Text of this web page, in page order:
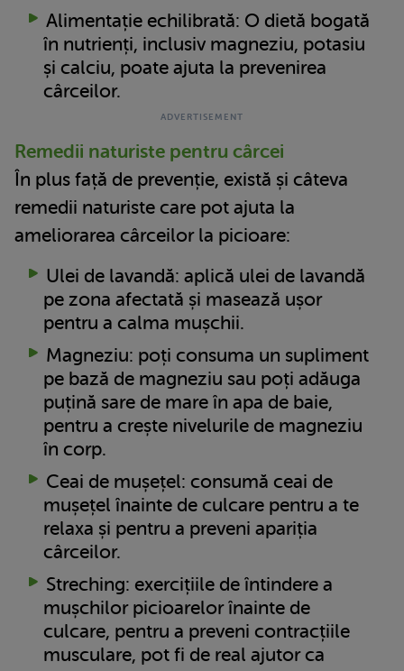
Alimentație echilibrată: O dietă bogată
în nutrienți, inclusiv magneziu, potasiu
și calciu, poate ajuta la prevenirea
cârceilor.
Remedii naturiste pentru cârcei
În plus față de prevenție, există și câteva
remedii naturiste care pot ajuta la
ameliorarea cârceilor la picioare:
Ulei de lavandă: aplică ulei de lavandă
pe zona afectată și masează ușor
pentru a calma mușchii.
Magneziu: poți consuma un supliment
pe bază de magneziu sau poți adăuga
puțină sare de mare în apa de baie,
pentru a crește nivelurile de magneziu
în corp.
Ceai de mușețel: consumă ceai de
mușețel înainte de culcare pentru a te
relaxa și pentru a preveni apariția
cârceilor.
Streching: exercițiile de întindere a
mușchilor picioarelor înainte de
culcare, pentru a preveni contracțiile
musculare, pot fi de real ajutor ca